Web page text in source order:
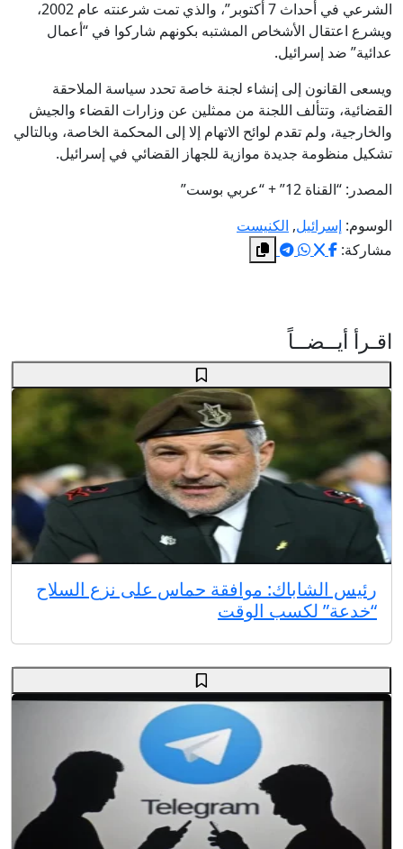
الشرعي في أحداث 7 أكتوبر”، والذي تمت شرعنته عام 2002،
ويشرع اعتقال الأشخاص المشتبه بكونهم شاركوا في “أعمال
عدائية” ضد إسرائيل.
ويسعى القانون إلى إنشاء لجنة خاصة تحدد سياسة الملاحقة
القضائية، وتتألف اللجنة من ممثلين عن وزارات القضاء والجيش
والخارجية، ولم تقدم لوائح الاتهام إلا إلى المحكمة الخاصة، وبالتالي
تشكيل منظومة جديدة موازية للجهاز القضائي في إسرائيل.
المصدر: “القناة 12” + “عربي بوست”
الوسوم: إسرائيل, الكنيست
مشاركة:
اقـرأ أيــضــاً
رئيس الشاباك: موافقة حماس على نزع السلاح
“خدعة” لكسب الوقت